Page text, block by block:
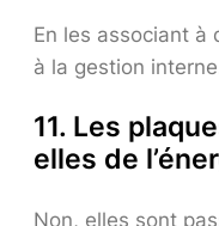
En les associant à
à la gestion
11. Les
elles de
Non, elles sont